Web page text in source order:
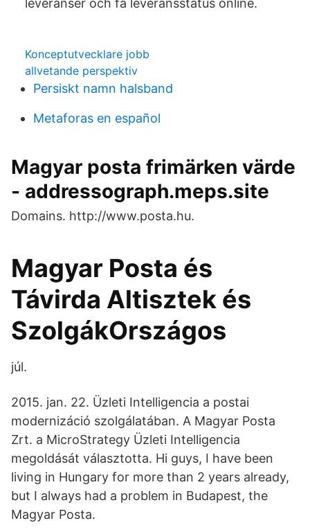
leveranser och få leveransstatus online.
Konceptutvecklare jobb
allvetande perspektiv
Persiskt namn halsband
Metaforas en español
Magyar posta frimärken värde
- addressograph.meps.site
Domains. http://www.posta.hu.
Magyar Posta és
Távirda Altisztek és
SzolgákOrszágos
júl.
2015. jan. 22. Üzleti Intelligencia a postai
modernizáció szolgálatában. A Magyar Posta
Zrt. a MicroStrategy Üzleti Intelligencia
megoldását választotta. Hi guys, I have been
living in Hungary for more than 2 years already,
but I always had a problem in Budapest, the
Magyar Posta.